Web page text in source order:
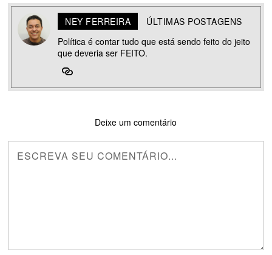
NEY FERREIRA
ÚLTIMAS POSTAGENS
Política é contar tudo que está sendo feito do jeito
que deveria ser FEITO.
Deixe um comentário